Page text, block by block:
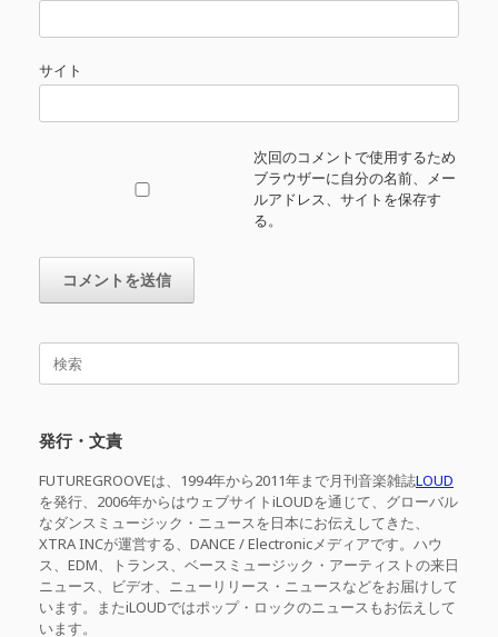
サイト
次回のコメントで使用するため
ブラウザーに自分の名前、メー
ルアドレス、サイトを保存す
る。
検
発行・文責
FUTUREGROOVEは、1994年から2011年まで月刊音楽雑誌LOUD
を発行、2006年からはウェブサイトiLOUDを通じて、グローバル
なダンスミュージック・ニュースを日本にお伝えしてきた、
XTRA INCが運営する、DANCE / Electronicメディアです。ハウ
ス、EDM、トランス、ベースミュージック・アーティストの来日
ニュース、ビデオ、ニューリリース・ニュースなどをお届けして
います。またiLOUDではポップ・ロックのニュースもお伝えして
います。